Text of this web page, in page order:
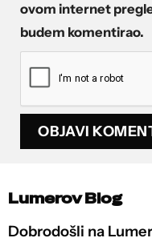
ovom internet
budem komentirao.
Lumerov Blog
Dobrodošli na